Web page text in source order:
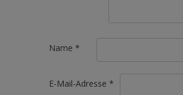
Name *
E-Mail-Adresse *